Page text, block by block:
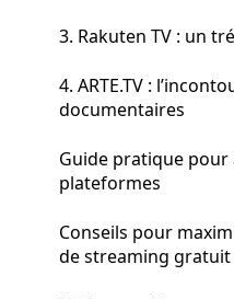
3. Rakuten TV : un
4. ARTE.TV :
documentaires
Guide pratique pour
plateformes
Conseils pour
de streaming gratuit